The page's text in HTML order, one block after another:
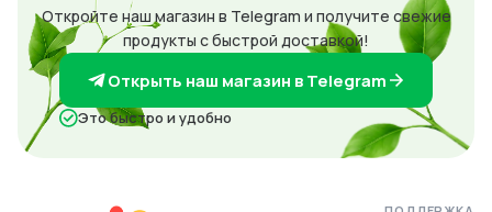
Откройте наш магазин в Telegram и получите свежие
продукты с быстрой доставкой!
Открыть наш магазин в Telegram
Это быстро и удобно